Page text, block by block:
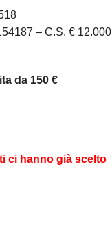
– C.S. € 12.000
da 150 €
ci hanno già scelto